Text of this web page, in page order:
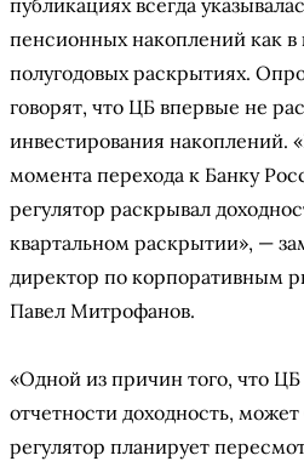
пенсионных накоплений как в
полугодовых раскрытиях.
говорят, что ЦБ впервые не
инвестирования накоплений.
момента перехода к Банку
регулятор раскрывал
квартальном раскрытии», —
директор по корпоративным
Павел Митрофанов.
«Одной из причин того, что ЦБ
отчетности доходность,
регулятор планирует